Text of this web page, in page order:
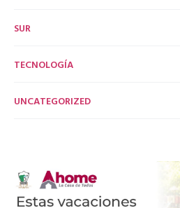
SUR
TECNOLOGÍA
UNCATEGORIZED